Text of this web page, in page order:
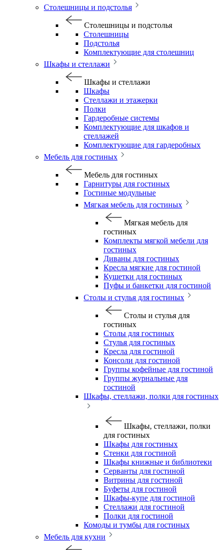
Столешницы и подстолья
Столешницы и подстолья
Столешницы
Подстолья
Комплектующие для столешниц
Шкафы и стеллажи
Шкафы и стеллажи
Шкафы
Стеллажи и этажерки
Полки
Гардеробные системы
Комплектующие для шкафов и
стеллажей
Комплектующие для гардеробных
Мебель для гостиных
Мебель для гостиных
Гарнитуры для гостиных
Гостиные модульные
Мягкая мебель для гостиных
Мягкая мебель для
гостиных
Комплекты мягкой мебели для
гостиных
Диваны для гостиных
Кресла мягкие для гостиной
Кушетки для гостиных
Пуфы и банкетки для гостиной
Столы и стулья для гостиных
Столы и стулья для
гостиных
Столы для гостиных
Стулья для гостиных
Кресла для гостиной
Консоли для гостиной
Группы кофейные для гостиной
Группы журнальные для
гостиной
Шкафы, стеллажи, полки для гостиных
Шкафы, стеллажи, полки
для гостиных
Шкафы для гостиных
Стенки для гостиной
Шкафы книжные и библиотеки
Серванты для гостиной
Витрины для гостиной
Буфеты для гостиной
Шкафы-купе для гостиной
Стеллажи для гостиной
Полки для гостиной
Комоды и тумбы для гостиных
Мебель для кухни